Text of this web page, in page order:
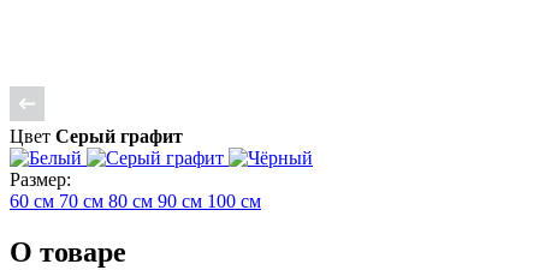
Цвет Серый графит
Размер:
60 см 70 см 80 см 90 см 100 см
О товаре